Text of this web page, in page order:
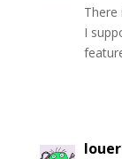
There
I